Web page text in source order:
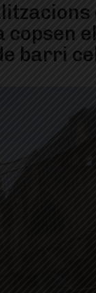
copsen
barri